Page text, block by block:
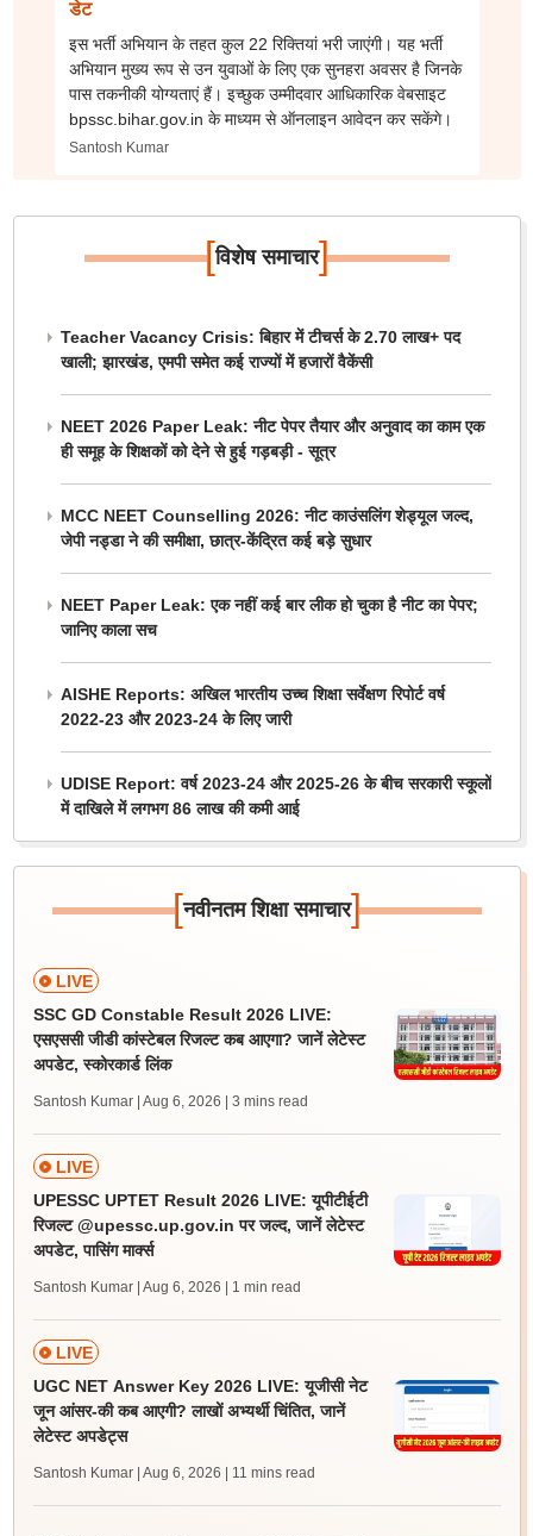
डेट
इस भर्ती अभियान के तहत कुल 22 रिक्तियां भरी जाएंगी। यह भर्ती
अभियान मुख्य रूप से उन युवाओं के लिए एक सुनहरा अवसर है जिनके
पास तकनीकी योग्यताएं हैं। इच्छुक उम्मीदवार आधिकारिक वेबसाइट
bpssc.bihar.gov.in के माध्यम से ऑनलाइन आवेदन कर सकेंगे।
Santosh Kumar
[विशेष समाचार]
Teacher Vacancy Crisis: बिहार में टीचर्स के 2.70 लाख+ पद
खाली; झारखंड, एमपी समेत कई राज्यों में हजारों वैकेंसी
NEET 2026 Paper Leak: नीट पेपर तैयार और अनुवाद का काम एक
ही समूह के शिक्षकों को देने से हुई गड़बड़ी - सूत्र
MCC NEET Counselling 2026: नीट काउंसलिंग शेड्यूल जल्द,
जेपी नड्डा ने की समीक्षा, छात्र-केंद्रित कई बड़े सुधार
NEET Paper Leak: एक नहीं कई बार लीक हो चुका है नीट का पेपर;
जानिए काला सच
AISHE Reports: अखिल भारतीय उच्च शिक्षा सर्वेक्षण रिपोर्ट वर्ष
2022-23 और 2023-24 के लिए जारी
UDISE Report: वर्ष 2023-24 और 2025-26 के बीच सरकारी स्कूलों
में दाखिले में लगभग 86 लाख की कमी आई
[नवीनतम शिक्षा समाचार]
LIVE
SSC GD Constable Result 2026 LIVE:
एसएससी जीडी कांस्टेबल रिजल्ट कब आएगा? जानें लेटेस्ट
अपडेट, स्कोरकार्ड लिंक
Santosh Kumar | Aug 6, 2026 | 3 mins read
LIVE
UPESSC UPTET Result 2026 LIVE: यूपीटीईटी
रिजल्ट @upessc.up.gov.in पर जल्द, जानें लेटेस्ट
अपडेट, पासिंग मार्क्स
Santosh Kumar | Aug 6, 2026 | 1 min read
LIVE
UGC NET Answer Key 2026 LIVE: यूजीसी नेट
जून आंसर-की कब आएगी? लाखों अभ्यर्थी चिंतित, जानें
लेटेस्ट अपडेट्स
Santosh Kumar | Aug 6, 2026 | 11 mins read